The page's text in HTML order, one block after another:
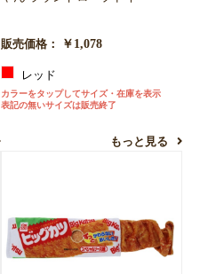
販売価格： ￥1,078
レッド
カラーをタップしてサイズ・在庫を表示
表記の無いサイズは販売終了
もっと見る